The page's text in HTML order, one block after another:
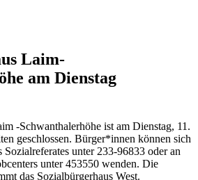
Laim-
am Dienstag
-Schwanthalerhöhe ist am Dienstag, 11.
geschlossen. Bürger*innen können sich
Sozialreferates unter 233-96833 oder an
unter 453550 wenden. Die
das Sozialbürgerhaus West.